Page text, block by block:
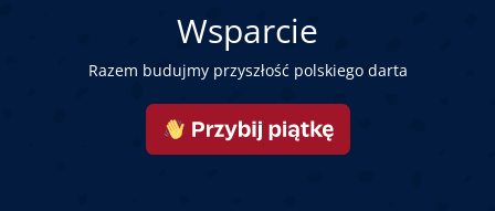
Wsparcie
Razem budujmy przyszłość polskiego darta